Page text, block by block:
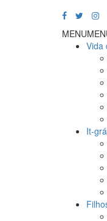
MENU
Vida
It-